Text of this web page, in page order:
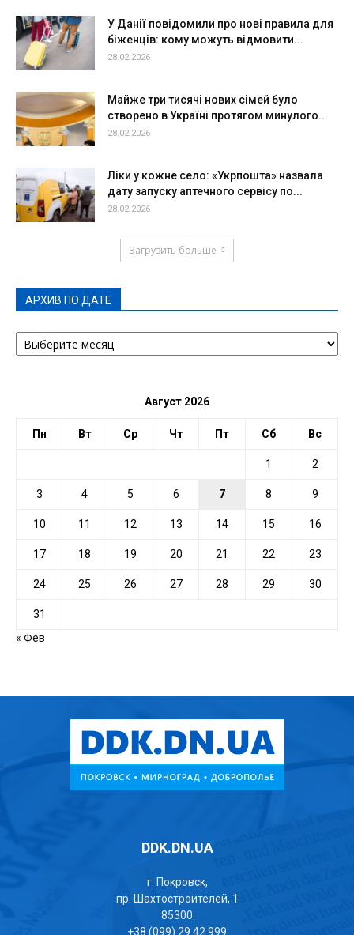
У Данії повідомили про нові правила для
біженців: кому можуть відмовити...
28.02.2026
Майже три тисячі нових сімей було
створено в Україні протягом минулого...
28.02.2026
Ліки у кожне село: «Укрпошта» назвала
дату запуску аптечного сервісу по...
28.02.2026
Загрузить больше
АРХИВ ПО ДАТЕ
АРХИВ
ПО
Август 2026
Пн Вт Ср Чт Пт Сб Вс
1 2
3 4 5 6 7 8 9
10 11 12 13 14 15 16
17 18 19 20 21 22 23
24 25 26 27 28 29 30
31
« Фев
DDK.DN.UA
г. Покровск,
пр. Шахтостроителей, 1
85300
+38 (099) 29 42 999